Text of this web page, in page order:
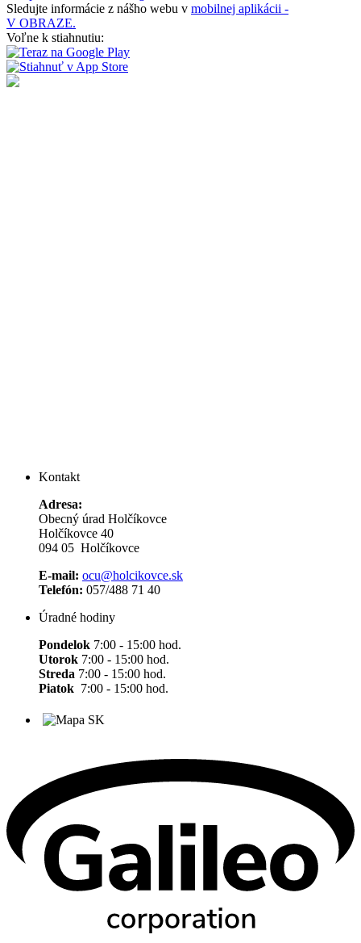
Sledujte informácie z nášho webu v mobilnej aplikácii -
V OBRAZE.
Voľne k stiahnutiu:
Kontakt
Adresa:
Obecný úrad Holčíkovce
Holčíkovce 40
094 05 Holčíkovce
E-mail: ocu@holcikovce.sk
Telefón: 057/488 71 40
Úradné hodiny
Pondelok 7:00 - 15:00 hod.
Utorok 7:00 - 15:00 hod.
Streda 7:00 - 15:00 hod.
Piatok 7:00 - 15:00 hod.